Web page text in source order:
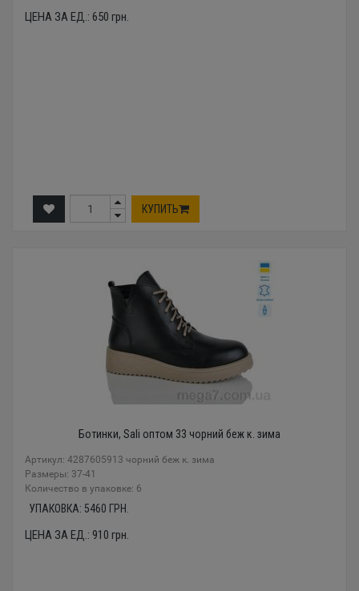
ЦЕНА ЗА ЕД.: 650 грн.
КУПИТЬ
Ботинки, Sali оптом 33 чорний беж к. зима
Артикул: 4287605913 чорний беж к. зима
Размеры: 37-41
Количество в упаковке: 6
УПАКОВКА: 5460 ГРН.
ЦЕНА ЗА ЕД.: 910 грн.